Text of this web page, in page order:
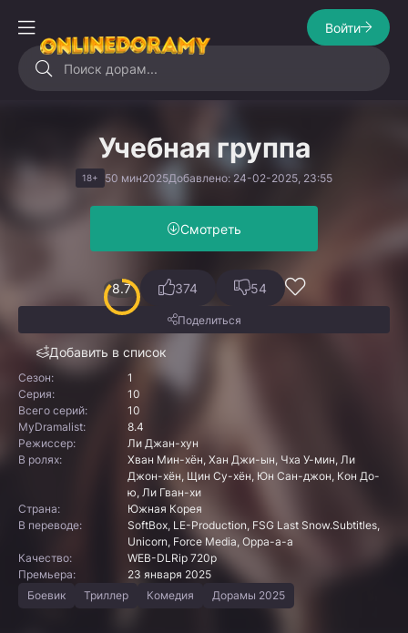
Войти
Учебная группа
18+ 50 мин2025Добавлено: 24-02-2025, 23:55
Смотреть
8.7
Добавить в список
374 54
Поделиться
Сезон:
1
Серия:
10
Всего серий:
10
MyDramalist:
8.4
Режиссер:
Ли Джан-хун
В ролях:
Хван Мин-хён, Хан Джи-ын, Чха У-мин, Ли
Джон-хён, Щин Су-хён, Юн Сан-джон, Кон До-
ю, Ли Гван-хи
Страна:
Южная Корея
В переводе:
SoftBox, LE-Production, FSG Last Snow.Subtitles,
Unicorn, Force Media, Oppa-a-a
Качество:
WEB-DLRip 720p
Премьера:
23 января 2025
Боевик
Триллер Комедия Дорамы 2025